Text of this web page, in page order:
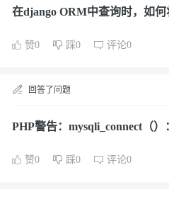
在django ORM中查询时，如
赞0 踩0 评论0
回答了问题
PHP警告：mysqli_connect（
赞0 踩0 评论0